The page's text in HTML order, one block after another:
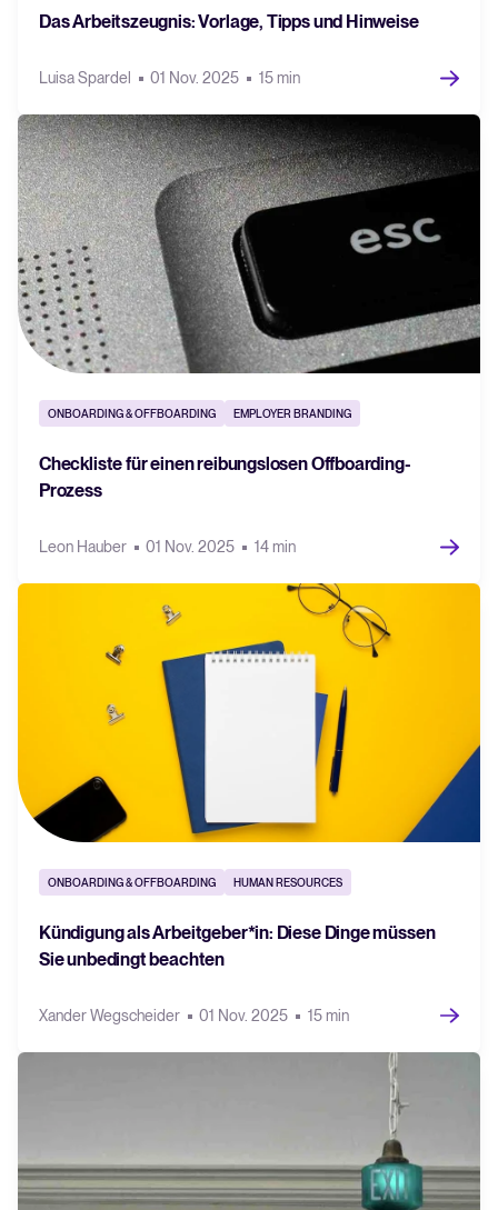
Lesen
Das Arbeitszeugnis: Vorlage, Tipps und Hinweise
Luisa Spardel 01 Nov. 2025 15 min
ONBOARDING & OFFBOARDING EMPLOYER BRANDING
Checkliste für einen reibungslosen Offboarding-
Prozess
Leon Hauber 01 Nov. 2025 14 min
ONBOARDING & OFFBOARDING HUMAN RESOURCES
Kündigung als Arbeitgeber*in: Diese Dinge müssen
Sie unbedingt beachten
Xander Wegscheider 01 Nov. 2025 15 min